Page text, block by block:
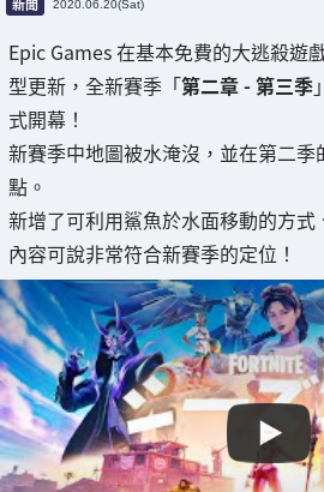
2020.06.20(Sat)
Epic Games 在基本免費的大逃殺遊
型更新，全新賽季「第二章 - 第三季
式開幕！
新賽季中地圖被水淹沒，並在第二
點。
新增了可利用鯊魚於水面移動的方式
內容可說非常符合新賽季的定位！